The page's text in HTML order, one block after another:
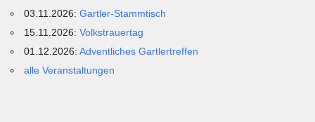
03.11.2026:Gartler-Stammtisch
15.11.2026:Volkstrauertag
01.12.2026:Adventliches Gartlertreffen
alle Veranstaltungen